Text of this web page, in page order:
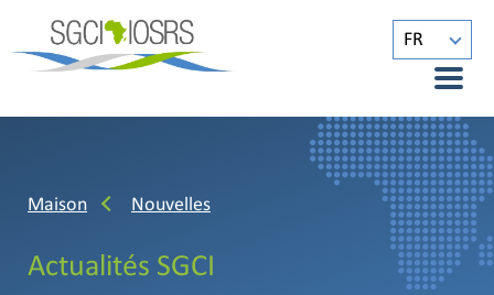
FR
Maison Nouvelles
Actualités SGCI